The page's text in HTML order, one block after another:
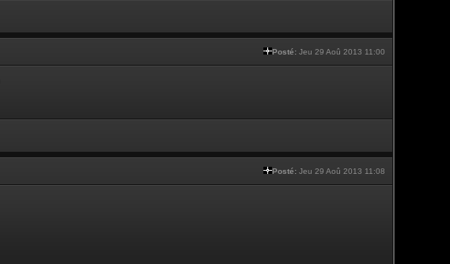
Posté: Jeu 29 Aoû 2013 11:00
Posté: Jeu 29 Aoû 2013 11:08